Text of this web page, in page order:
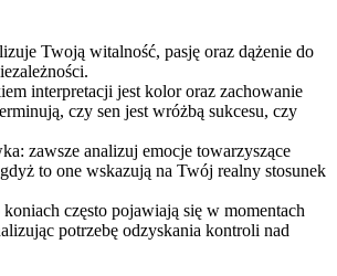
Twoją witalność, pasję oraz dążenie do
interpretacji jest kolor oraz zachowanie
czy sen jest wróżbą sukcesu, czy
zawsze analizuj emocje towarzyszące
to one wskazują na Twój realny stosunek
często pojawiają się w momentach
potrzebę odzyskania kontroli nad